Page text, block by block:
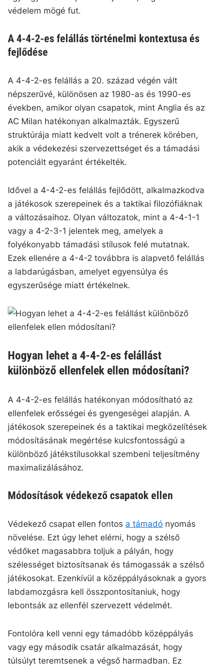
védelem mögé fut.
A 4-4-2-es felállás történelmi kontextusa és
fejlődése
A 4-4-2-es felállás a 20. század végén vált
népszerűvé, különösen az 1980-as és 1990-es
években, amikor olyan csapatok, mint Anglia és az
AC Milan hatékonyan alkalmazták. Egyszerű
struktúrája miatt kedvelt volt a trénerek körében,
akik a védekezési szervezettséget és a támadási
potenciált egyaránt értékelték.
Idővel a 4-4-2-es felállás fejlődött, alkalmazkodva
a játékosok szerepeinek és a taktikai filozófiáknak
a változásaihoz. Olyan változatok, mint a 4-4-1-1
vagy a 4-2-3-1 jelentek meg, amelyek a
folyékonyabb támadási stílusok felé mutatnak.
Ezek ellenére a 4-4-2 továbbra is alapvető felállás
a labdarúgásban, amelyet egyensúlya és
egyszerűsége miatt értékelnek.
Hogyan lehet a 4-4-2-es felállást
különböző ellenfelek ellen módosítani?
A 4-4-2-es felállás hatékonyan módosítható az
ellenfelek erősségei és gyengeségei alapján. A
játékosok szerepeinek és a taktikai megközelítések
módosításának megértése kulcsfontosságú a
különböző játékstílusokkal szembeni teljesítmény
maximalizálásához.
Módosítások védekező csapatok ellen
Védekező csapat ellen fontos a támadó nyomás
növelése. Ezt úgy lehet elérni, hogy a szélső
védőket magasabbra toljuk a pályán, hogy
szélességet biztosítsanak és támogassák a szélső
játékosokat. Ezenkívül a középpályásoknak a gyors
labdamozgásra kell összpontosítaniuk, hogy
lebontsák az ellenfél szervezett védelmét.
Fontolóra kell venni egy támadóbb középpályás
vagy egy második csatár alkalmazását, hogy
túlsúlyt teremtsenek a végső harmadban. Ez